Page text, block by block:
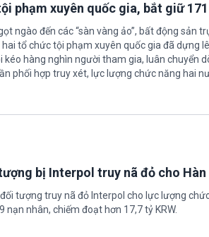
phạm xuyên quốc gia, bắt giữ
ngào đến các “sàn vàng ảo”, bất động sản
tổ chức tội phạm xuyên quốc gia đã dựng
kéo hàng nghìn người tham gia, luân chuyển
phối hợp truy xét, lực lượng chức năng hai
bị Interpol truy nã đỏ cho Hàn
tượng truy nã đỏ Interpol cho lực lượng
nạn nhân, chiếm đoạt hơn 17,7 tỷ KRW.